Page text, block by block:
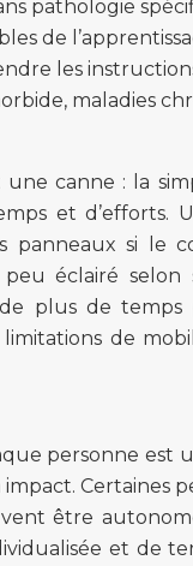
pathologie
de
les
maladies
canne : la
et d’efforts.
si le
éclairé
plus de
de
personne est
Certaines
être
et de